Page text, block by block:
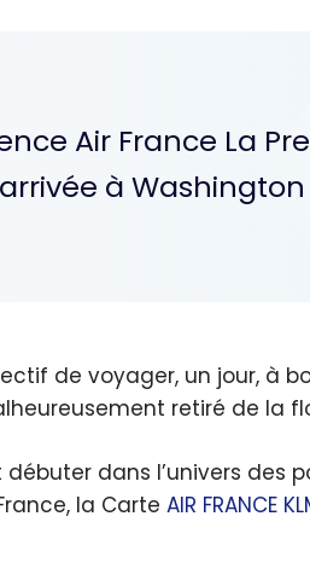
Air France La
à
de voyager, un jour, à
retiré de la
dans l’univers des
la Carte AIR FRANCE